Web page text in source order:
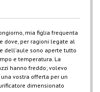
mia figlia frequenta
dove, per ragioni legate al
dell'aule sono aperte tutto
e temperatura. La
hanno freddo; volevo
vostra offerta per un
dimensionato